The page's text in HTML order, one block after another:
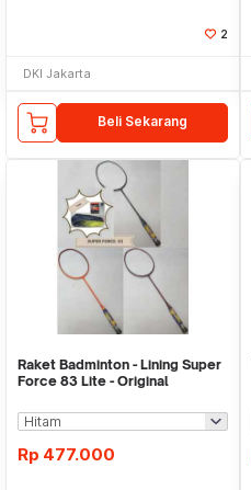
2
DKI Jakarta
Beli Sekarang
Raket Badminton - Lining Super
Force 83 Lite - Original
Rp 477.000